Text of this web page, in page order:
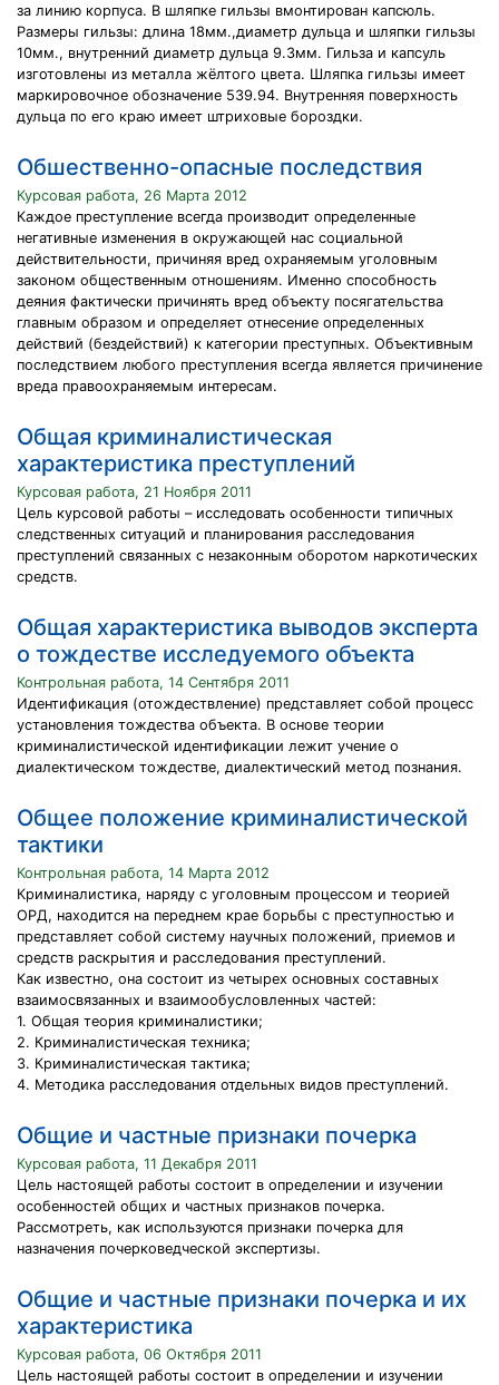
за линию корпуса. В шляпке гильзы вмонтирован капсюль.
Размеры гильзы: длина 18мм.,диаметр дульца и шляпки гильзы
10мм., внутренний диаметр дульца 9.3мм. Гильза и капсуль
изготовлены из металла жёлтого цвета. Шляпка гильзы имеет
маркировочное обозначение 539.94. Внутренняя поверхность
дульца по его краю имеет штриховые бороздки.
Обшественно-опасные последствия
Курсовая работа, 26 Марта 2012
Каждое преступление всегда производит определенные
негативные изменения в окружающей нас социальной
действительности, причиняя вред охраняемым уголовным
законом общественным отношениям. Именно способность
деяния фактически причинять вред объекту посягательства
главным образом и определяет отнесение определенных
действий (бездействий) к категории преступных. Объективным
последствием любого преступления всегда является причинение
вреда правоохраняемым интересам.
Общая криминалистическая
характеристика преступлений
Курсовая работа, 21 Ноября 2011
Цель курсовой работы – исследовать особенности типичных
следственных ситуаций и планирования расследования
преступлений связанных с незаконным оборотом наркотических
средств.
Общая характеристика выводов эксперта
о тождестве исследуемого объекта
Контрольная работа, 14 Сентября 2011
Идентификация (отождествление) представляет собой процесс
установления тождества объекта. В основе теории
криминалистической идентификации лежит учение о
диалектическом тождестве, диалектический метод познания.
Общее положение криминалистической
тактики
Контрольная работа, 14 Марта 2012
Криминалистика, наряду с уголовным процессом и теорией
ОРД, находится на переднем крае борьбы с преступностью и
представляет собой систему научных положений, приемов и
средств раскрытия и расследования преступлений.
Как известно, она состоит из четырех основных составных
взаимосвязанных и взаимообусловленных частей:
1. Общая теория криминалистики;
2. Криминалистическая техника;
3. Криминалистическая тактика;
4. Методика расследования отдельных видов преступлений.
Общие и частные признаки почерка
Курсовая работа, 11 Декабря 2011
Цель настоящей работы состоит в определении и изучении
особенностей общих и частных признаков почерка.
Рассмотреть, как используются признаки почерка для
назначения почерковедческой экспертизы.
Общие и частные признаки почерка и их
характеристика
Курсовая работа, 06 Октября 2011
Цель настоящей работы состоит в определении и изучении